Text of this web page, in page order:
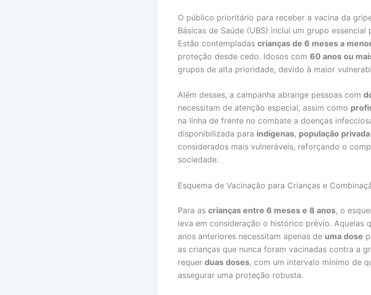
O público prioritário para receber a vacina da
Básicas de Saúde (UBS) inclui um grupo
Estão contempladas crianças de 6 meses a
proteção desde cedo. Idosos com 60 anos ou
grupos de alta prioridade, devido à maior
Além desses, a campanha abrange pessoas com
necessitam de atenção especial, assim como
na linha de frente no combate a doenças
disponibilizada para indígenas, população
considerados mais vulneráveis, reforçando o
sociedade.
Esquema de Vacinação para Crianças e
Para as crianças entre 6 meses e 8 anos, o
leva em consideração o histórico prévio. Aquelas
anos anteriores necessitam apenas de uma dose
as crianças que nunca foram vacinadas contra a
requer duas doses, com um intervalo mínimo de
assegurar uma proteção robusta.